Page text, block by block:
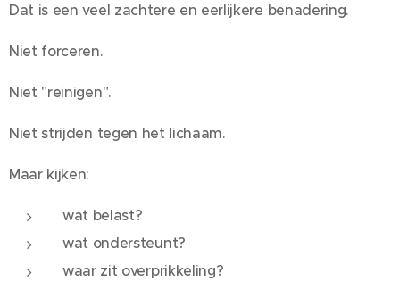
Dat is een veel zachtere en eerlijkere benadering.
Niet forceren.
Niet "reinigen".
Niet strijden tegen het lichaam.
Maar kijken:
wat belast?
wat ondersteunt?
waar zit overprikkeling?